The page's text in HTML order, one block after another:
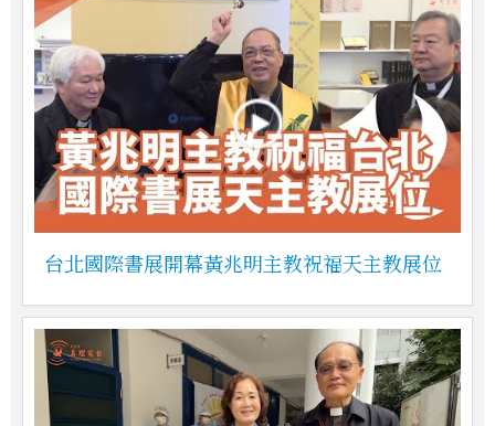
台北國際書展開幕黃兆明主教祝福天主教展位